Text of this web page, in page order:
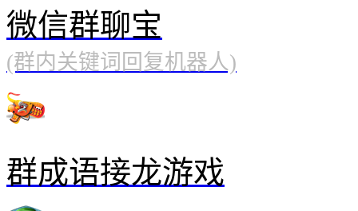
微信群聊宝
(群内关键词回复机器人)
群成语接龙游戏